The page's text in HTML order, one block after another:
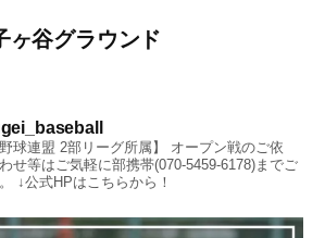
ヶ谷グラウンド
球連盟 2部リーグ所属】
オープン戦のご依
せ等はご気軽に部携帯(070-5459-6178)までご
↓公式HPはこちらから！